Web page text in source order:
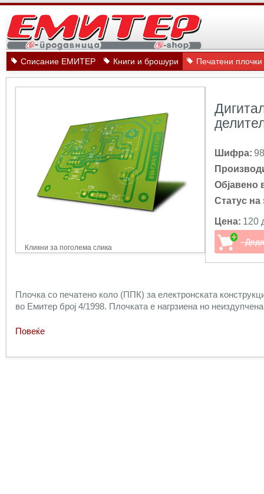
Списание ЕМИТЕР Книги и брошури Печатени
Кликни за поголема слика
Шифра:
Објавено
Статус на
Цена: 120
Плочка со печатено коло (ППК) за електронската
во Емитер број 4/1998. Плочката е нагрзиена но
Повеќе